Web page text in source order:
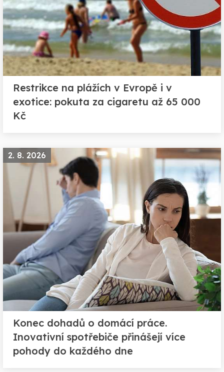
Restrikce na plážích v Evropě i v
exotice: pokuta za cigaretu až 65 000
Kč
2. 8. 2026
Konec dohadů o domácí práce.
Inovativní spotřebiče přinášejí více
pohody do každého dne